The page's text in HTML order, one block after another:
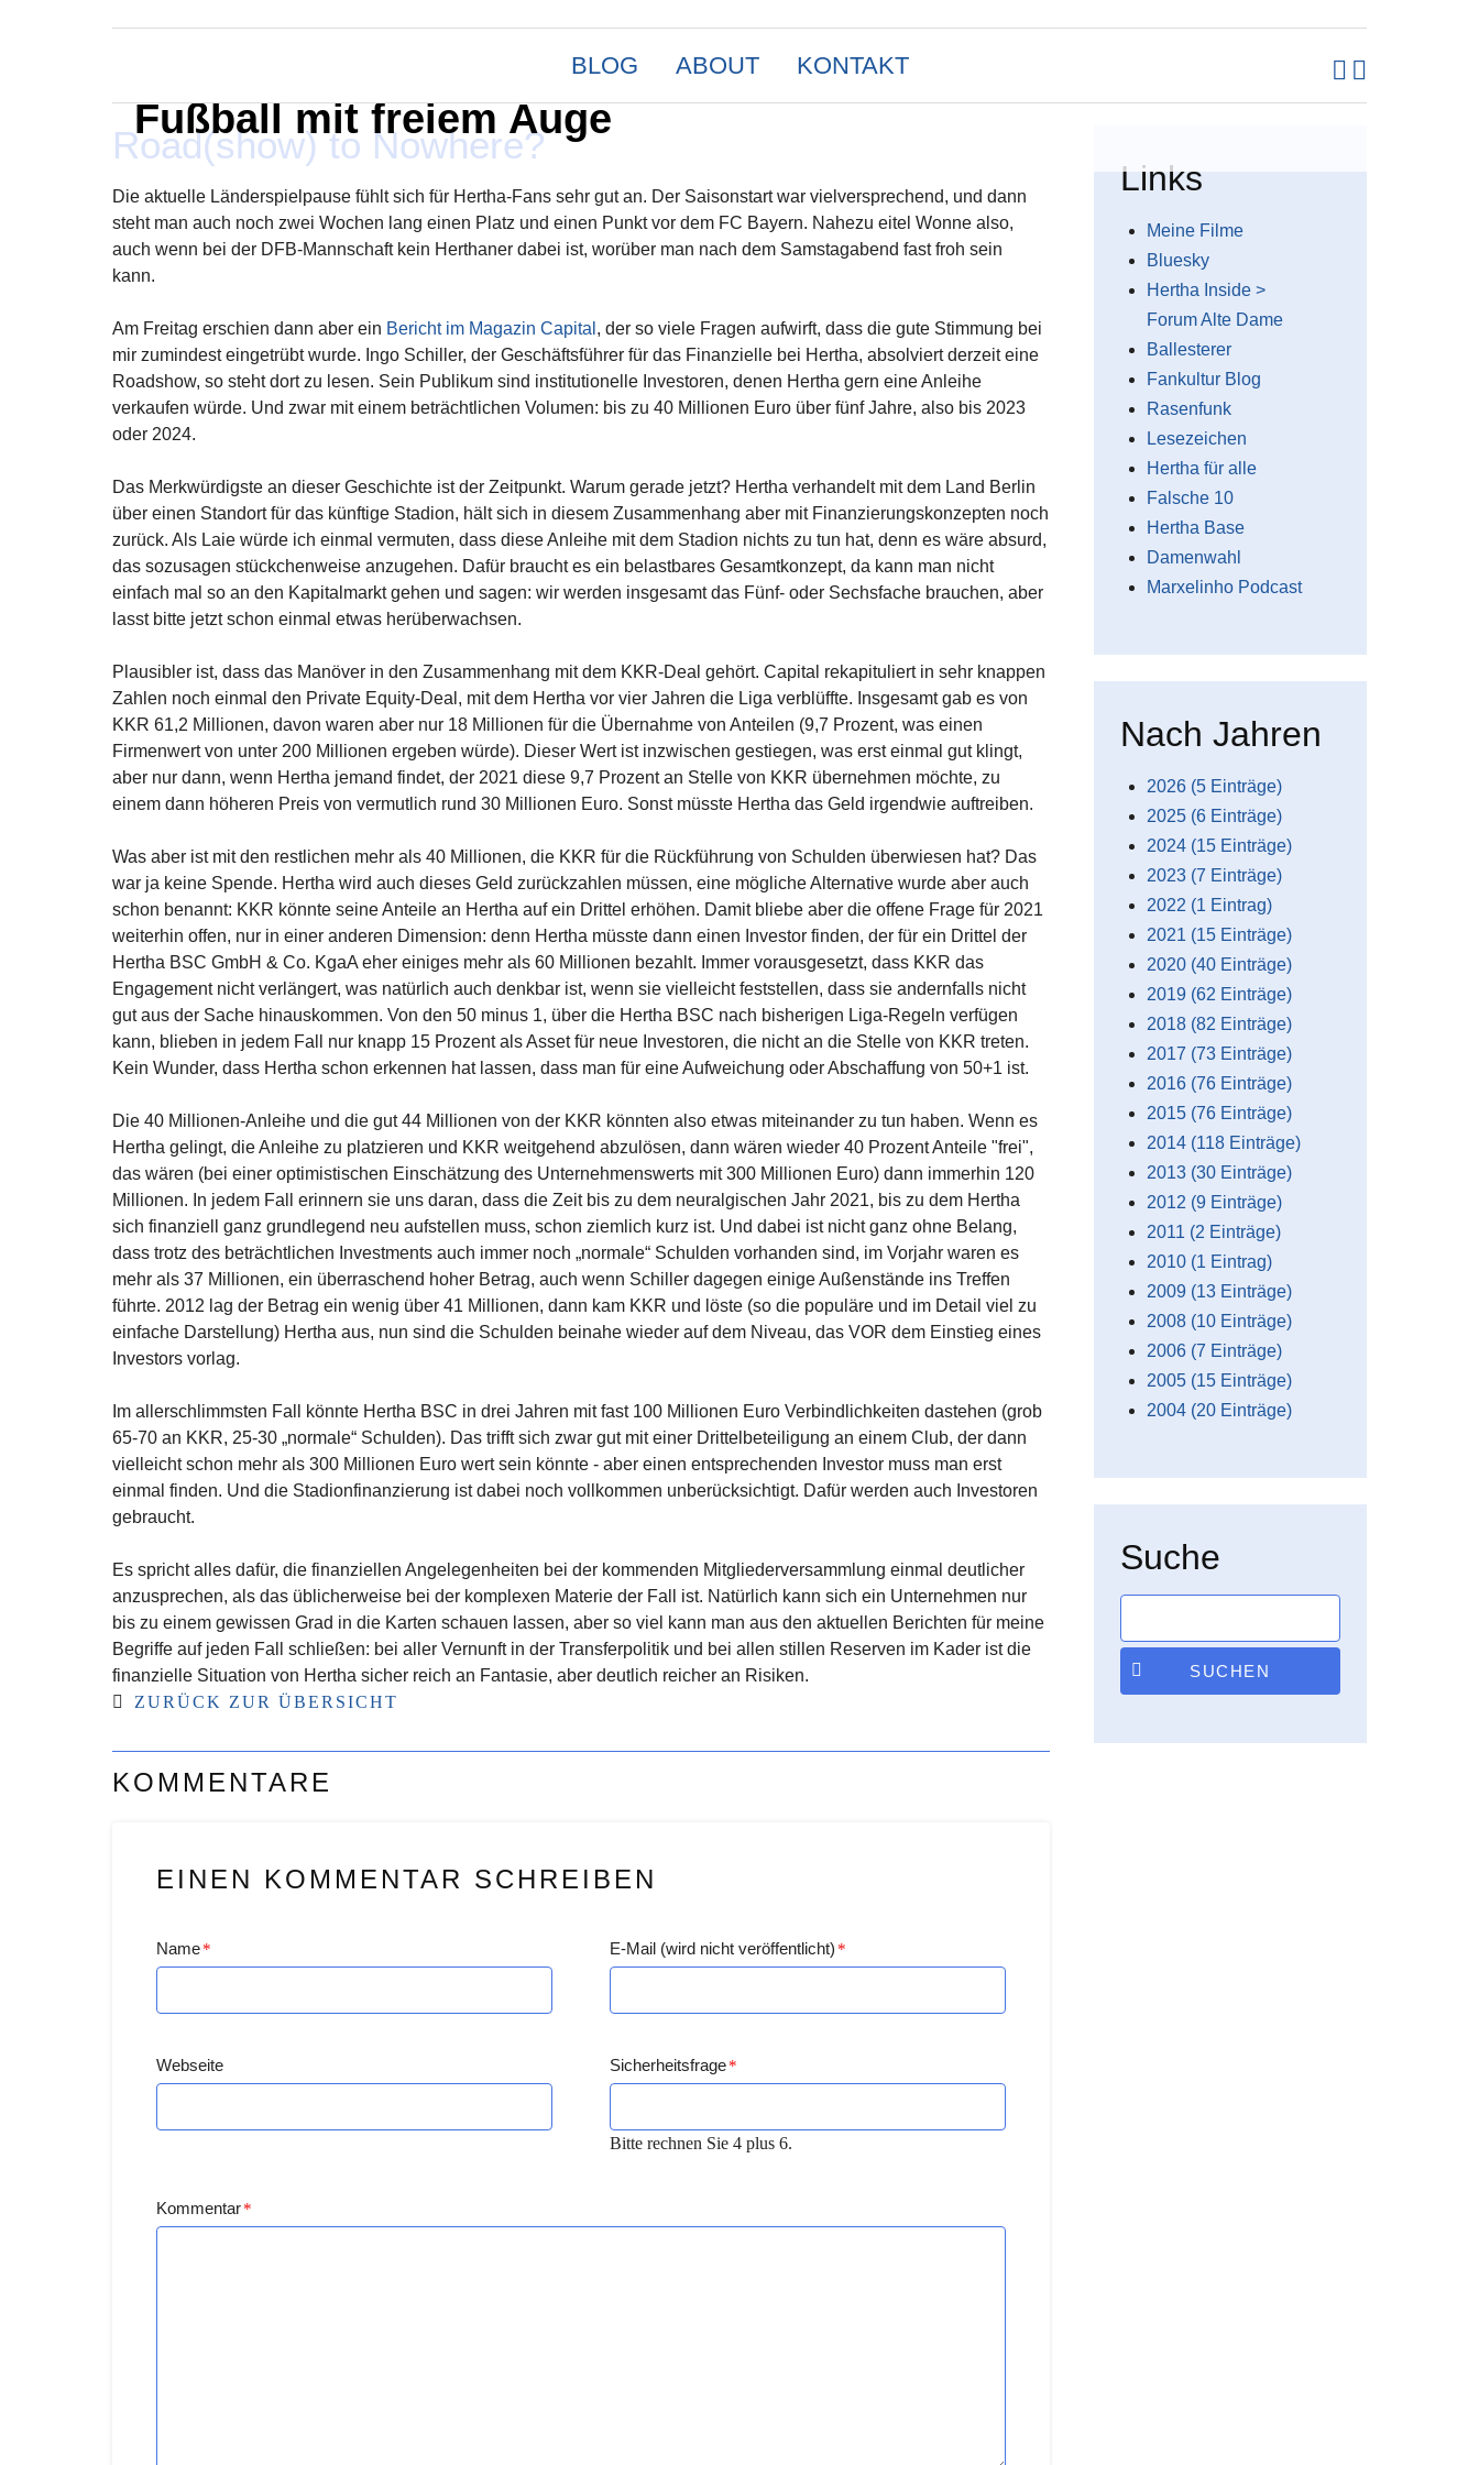
Fußball mit freiem Auge
BLOG ABOUT KONTAKT
Road(show) to Nowhere?
Die aktuelle Länderspielpause fühlt sich für Hertha-Fans sehr gut an. Der Saisonstart war vielversprechend, und dann
steht man auch noch zwei Wochen lang einen Platz und einen Punkt vor dem FC Bayern. Nahezu eitel Wonne also,
auch wenn bei der DFB-Mannschaft kein Herthaner dabei ist, worüber man nach dem Samstagabend fast froh sein
kann.
Am Freitag erschien dann aber ein Bericht im Magazin Capital , der so viele Fragen aufwirft, dass die gute Stimmung bei
mir zumindest eingetrübt wurde. Ingo Schiller, der Geschäftsführer für das Finanzielle bei Hertha, absolviert derzeit eine
Roadshow, so steht dort zu lesen. Sein Publikum sind institutionelle Investoren, denen Hertha gern eine Anleihe
verkaufen würde. Und zwar mit einem beträchtlichen Volumen: bis zu 40 Millionen Euro über fünf Jahre, also bis 2023
oder 2024.
Das Merkwürdigste an dieser Geschichte ist der Zeitpunkt. Warum gerade jetzt? Hertha verhandelt mit dem Land Berlin
über einen Standort für das künftige Stadion, hält sich in diesem Zusammenhang aber mit Finanzierungskonzepten noch
zurück. Als Laie würde ich einmal vermuten, dass diese Anleihe mit dem Stadion nichts zu tun hat, denn es wäre absurd,
das sozusagen stückchenweise anzugehen. Dafür braucht es ein belastbares Gesamtkonzept, da kann man nicht
einfach mal so an den Kapitalmarkt gehen und sagen: wir werden insgesamt das Fünf- oder Sechsfache brauchen, aber
lasst bitte jetzt schon einmal etwas herüberwachsen.
Plausibler ist, dass das Manöver in den Zusammenhang mit dem KKR-Deal gehört. Capital rekapituliert in sehr knappen
Zahlen noch einmal den Private Equity-Deal, mit dem Hertha vor vier Jahren die Liga verblüffte. Insgesamt gab es von
KKR 61,2 Millionen, davon waren aber nur 18 Millionen für die Übernahme von Anteilen (9,7 Prozent, was einen
Firmenwert von unter 200 Millionen ergeben würde). Dieser Wert ist inzwischen gestiegen, was erst einmal gut klingt,
aber nur dann, wenn Hertha jemand findet, der 2021 diese 9,7 Prozent an Stelle von KKR übernehmen möchte, zu
einem dann höheren Preis von vermutlich rund 30 Millionen Euro. Sonst müsste Hertha das Geld irgendwie auftreiben.
Was aber ist mit den restlichen mehr als 40 Millionen, die KKR für die Rückführung von Schulden überwiesen hat? Das
war ja keine Spende. Hertha wird auch dieses Geld zurückzahlen müssen, eine mögliche Alternative wurde aber auch
schon benannt: KKR könnte seine Anteile an Hertha auf ein Drittel erhöhen. Damit bliebe aber die offene Frage für 2021
weiterhin offen, nur in einer anderen Dimension: denn Hertha müsste dann einen Investor finden, der für ein Drittel der
Hertha BSC GmbH & Co. KgaA eher einiges mehr als 60 Millionen bezahlt. Immer vorausgesetzt, dass KKR das
Engagement nicht verlängert, was natürlich auch denkbar ist, wenn sie vielleicht feststellen, dass sie andernfalls nicht
gut aus der Sache hinauskommen. Von den 50 minus 1, über die Hertha BSC nach bisherigen Liga-Regeln verfügen
kann, blieben in jedem Fall nur knapp 15 Prozent als Asset für neue Investoren, die nicht an die Stelle von KKR treten.
Kein Wunder, dass Hertha schon erkennen hat lassen, dass man für eine Aufweichung oder Abschaffung von 50+1 ist.
Die 40 Millionen-Anleihe und die gut 44 Millionen von der KKR könnten also etwas miteinander zu tun haben. Wenn es
Hertha gelingt, die Anleihe zu platzieren und KKR weitgehend abzulösen, dann wären wieder 40 Prozent Anteile "frei",
das wären (bei einer optimistischen Einschätzung des Unternehmenswerts mit 300 Millionen Euro) dann immerhin 120
Millionen. In jedem Fall erinnern sie uns daran, dass die Zeit bis zu dem neuralgischen Jahr 2021, bis zu dem Hertha
sich finanziell ganz grundlegend neu aufstellen muss, schon ziemlich kurz ist. Und dabei ist nicht ganz ohne Belang,
dass trotz des beträchtlichen Investments auch immer noch „normale“ Schulden vorhanden sind, im Vorjahr waren es
mehr als 37 Millionen, ein überraschend hoher Betrag, auch wenn Schiller dagegen einige Außenstände ins Treffen
führte. 2012 lag der Betrag ein wenig über 41 Millionen, dann kam KKR und löste (so die populäre und im Detail viel zu
einfache Darstellung) Hertha aus, nun sind die Schulden beinahe wieder auf dem Niveau, das VOR dem Einstieg eines
Investors vorlag.
Im allerschlimmsten Fall könnte Hertha BSC in drei Jahren mit fast 100 Millionen Euro Verbindlichkeiten dastehen (grob
65-70 an KKR, 25-30 „normale“ Schulden). Das trifft sich zwar gut mit einer Drittelbeteiligung an einem Club, der dann
vielleicht schon mehr als 300 Millionen Euro wert sein könnte - aber einen entsprechenden Investor muss man erst
einmal finden. Und die Stadionfinanzierung ist dabei noch vollkommen unberücksichtigt. Dafür werden auch Investoren
gebraucht.
Es spricht alles dafür, die finanziellen Angelegenheiten bei der kommenden Mitgliederversammlung einmal deutlicher
anzusprechen, als das üblicherweise bei der komplexen Materie der Fall ist. Natürlich kann sich ein Unternehmen nur
bis zu einem gewissen Grad in die Karten schauen lassen, aber so viel kann man aus den aktuellen Berichten für meine
Begriffe auf jeden Fall schließen: bei aller Vernunft in der Transferpolitik und bei allen stillen Reserven im Kader ist die
finanzielle Situation von Hertha sicher reich an Fantasie, aber deutlich reicher an Risiken.
ZURÜCK ZUR ÜBERSICHT
KOMMENTARE
EINEN KOMMENTAR SCHREIBEN
Name* E-Mail (wird nicht veröffentlicht) *
Webseite Sicherheitsfrage *
Bitte rechnen Sie 4 plus 6.
Kommentar*
Links
Meine Filme
Bluesky
Hertha Inside >
Forum Alte Dame
Ballesterer
Fankultur Blog
Rasenfunk
Lesezeichen
Hertha für alle
Falsche 10
Hertha Base
Damenwahl
Marxelinho Podcast
Nach Jahren
2026 (5 Einträge)
2025 (6 Einträge)
2024 (15 Einträge)
2023 (7 Einträge)
2022 (1 Eintrag)
2021 (15 Einträge)
2020 (40 Einträge)
2019 (62 Einträge)
2018 (82 Einträge)
2017 (73 Einträge)
2016 (76 Einträge)
2015 (76 Einträge)
2014 (118 Einträge)
2013 (30 Einträge)
2012 (9 Einträge)
2011 (2 Einträge)
2010 (1 Eintrag)
2009 (13 Einträge)
2008 (10 Einträge)
2006 (7 Einträge)
2005 (15 Einträge)
2004 (20 Einträge)
Suche
SUCHEN